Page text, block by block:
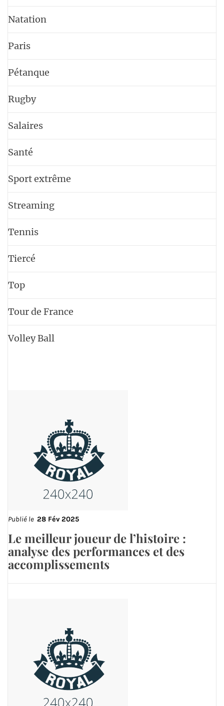
Natation
Paris
Pétanque
Rugby
Salaires
Santé
Sport extrême
Streaming
Tennis
Tiercé
Top
Tour de France
Volley Ball
Publié le 28 Fév 2025
Le meilleur joueur de l’histoire :
analyse des performances et des
accomplissements